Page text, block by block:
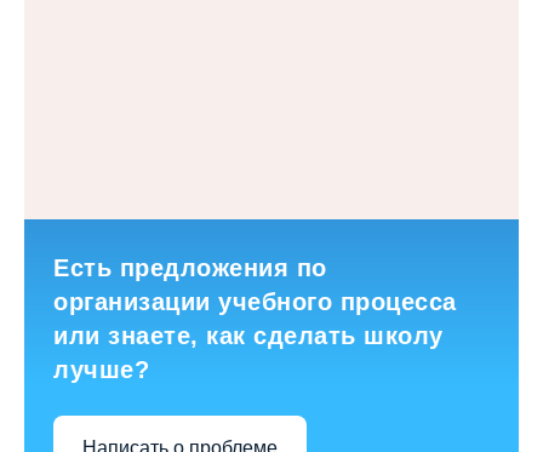
Есть предложения по
организации учебного процесса
или знаете, как сделать школу
лучше?
Написать о проблеме